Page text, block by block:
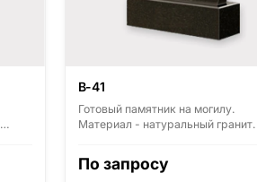
В-41
Готовый памятник на могилу.
Материал - натуральный гранит.
(Россия, Карелия), Дымовский
(Россия, Ленинградская область),
По запросу